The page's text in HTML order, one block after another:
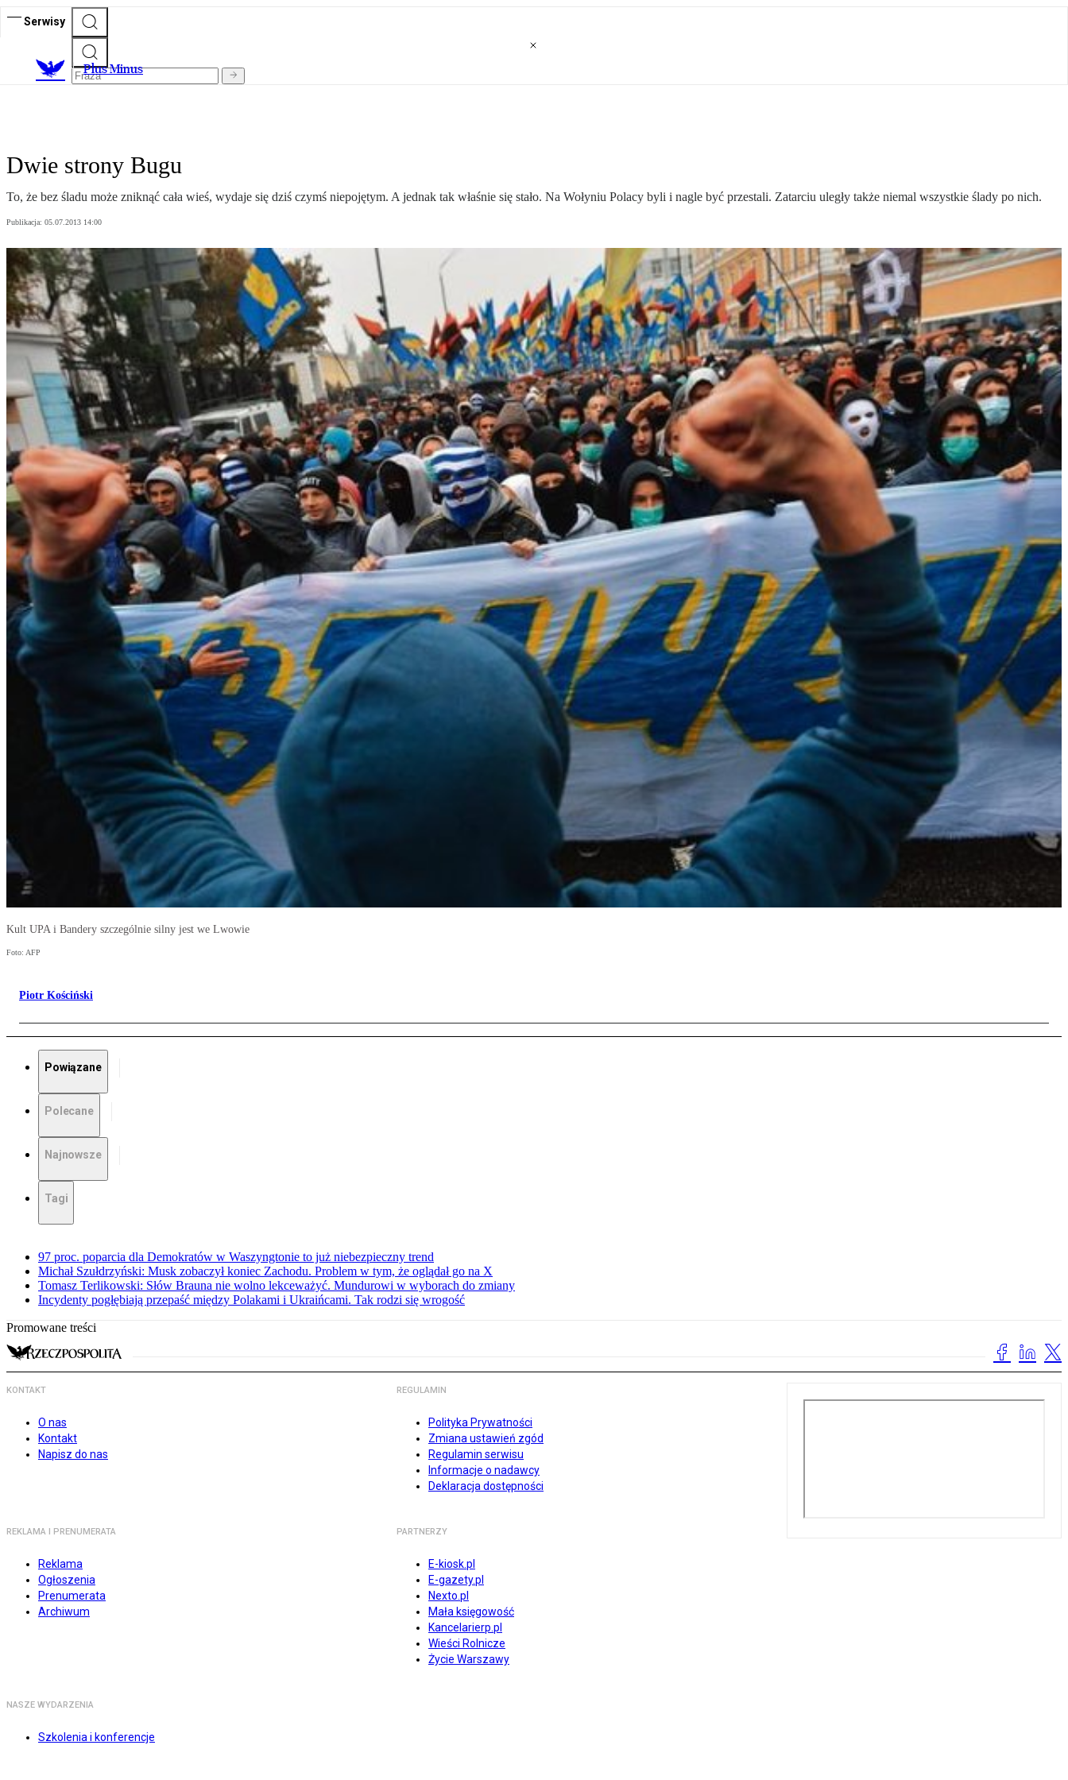
Serwisy
Plus Minus
Dwie strony Bugu
To, że bez śladu może zniknąć cała wieś, wydaje się dziś czymś niepojętym. A jednak tak właśnie się stało. Na Wołyniu Polacy byli i nagle być przestali. Zatarciu uległy także niemal wszystkie ślady po nich.
Publikacja: 05.07.2013 14:00
Kult UPA i Bandery szczególnie silny jest we Lwowie
Foto: AFP
Piotr Kościński
Powiązane
Polecane
Najnowsze
Tagi
97 proc. poparcia dla Demokratów w Waszyngtonie to już niebezpieczny trend
Michał Szułdrzyński: Musk zobaczył koniec Zachodu. Problem w tym, że oglądał go na X
Tomasz Terlikowski: Słów Brauna nie wolno lekceważyć. Mundurowi w wyborach do zmiany
Incydenty pogłębiają przepaść między Polakami i Ukraińcami. Tak rodzi się wrogość
Promowane treści
KONTAKT
O nas
Kontakt
Napisz do nas
REGULAMIN
Polityka Prywatności
Zmiana ustawień zgód
Regulamin serwisu
Informacje o nadawcy
Deklaracja dostępności
REKLAMA I PRENUMERATA
Reklama
Ogłoszenia
Prenumerata
Archiwum
PARTNERZY
E-kiosk.pl
E-gazety.pl
Nexto.pl
Mała księgowość
Kancelarierp.pl
Wieści Rolnicze
Życie Warszawy
NASZE WYDARZENIA
Szkolenia i konferencje